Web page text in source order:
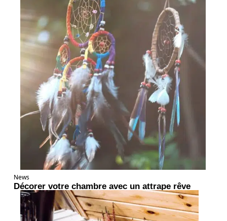
News
Décorer votre chambre avec un attrape rêve